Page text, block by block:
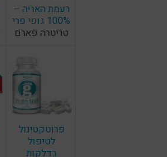
רעמת האריה –
100% גופי פרי
טריטרה פארם
פרוטקטינול
לטיפול
בדלקות